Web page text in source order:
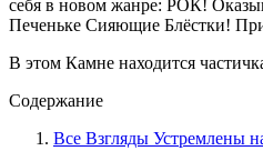
себя в новом жанре: РОК!
Печеньке Сияющие Блёстки!
В этом Камне находится
Содержание
Все Взгляды Устремлены